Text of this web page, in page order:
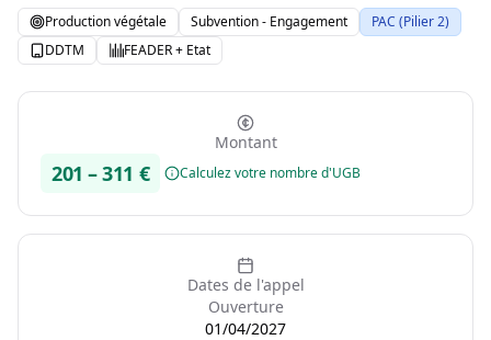
Production végétale Subvention - Engagement
PAC (Pilier 2)
DDTM
FEADER + Etat
Montant
201 –311 € Calculez votre nombre d'UGB
Dates de l'appel
Ouverture
01/04/2027